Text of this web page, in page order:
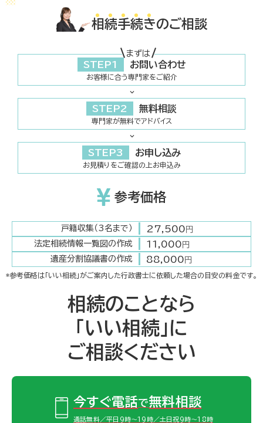
相続手続きのご相談
まずは
STEP1 お問い合わせ
お客様に合う専門家をご紹介
STEP2 無料相談
専門家が無料でアドバイス
STEP3 お申し込み
お見積りをご確認の上お申込み
参考価格
戸籍収集（3名まで） 27,500 円
法定相続情報一覧図の作成
11,000 円
遺産分割協議書の作成
88,000 円
*参考価格は「いい相続」がご案内した行政書士に依頼した場合の目安の料金です。
相続のことなら
「いい相続」に
ご相談ください
今すぐ電話で無料相談
通話無料／平日9時～19時／土日祝9時～18時